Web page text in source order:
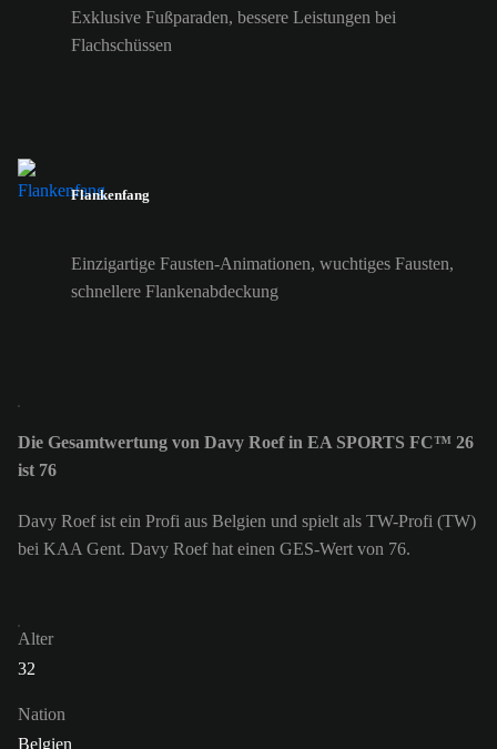
Exklusive Fußparaden, bessere Leistungen bei
Flachschüssen
Flankenfang
Einzigartige Fausten-Animationen, wuchtiges Fausten,
schnellere Flankenabdeckung
Die Gesamtwertung von Davy Roef in EA SPORTS FC™ 26
ist 76
Davy Roef ist ein Profi aus Belgien und spielt als TW-Profi (TW)
bei KAA Gent. Davy Roef hat einen GES-Wert von 76.
Alter
32
Nation
Belgien